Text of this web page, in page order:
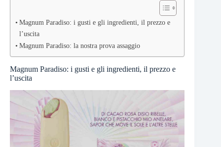
Magnum Paradiso: i gusti e gli ingredienti, il prezzo e
l’uscita
Magnum Paradiso: la nostra prova assaggio
Magnum Paradiso: i gusti e gli ingredienti, il prezzo e
l’uscita